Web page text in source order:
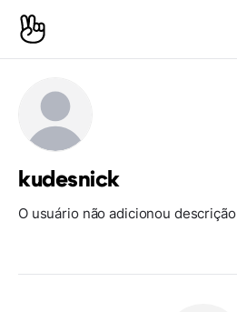
kudesnick
O usuário não adicionou descrição